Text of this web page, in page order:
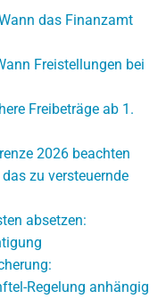
das Finanzamt
Freistellungen bei
Freibeträge ab 1.
2026 beachten
zu versteuernde
absetzen:
Regelung anhängig